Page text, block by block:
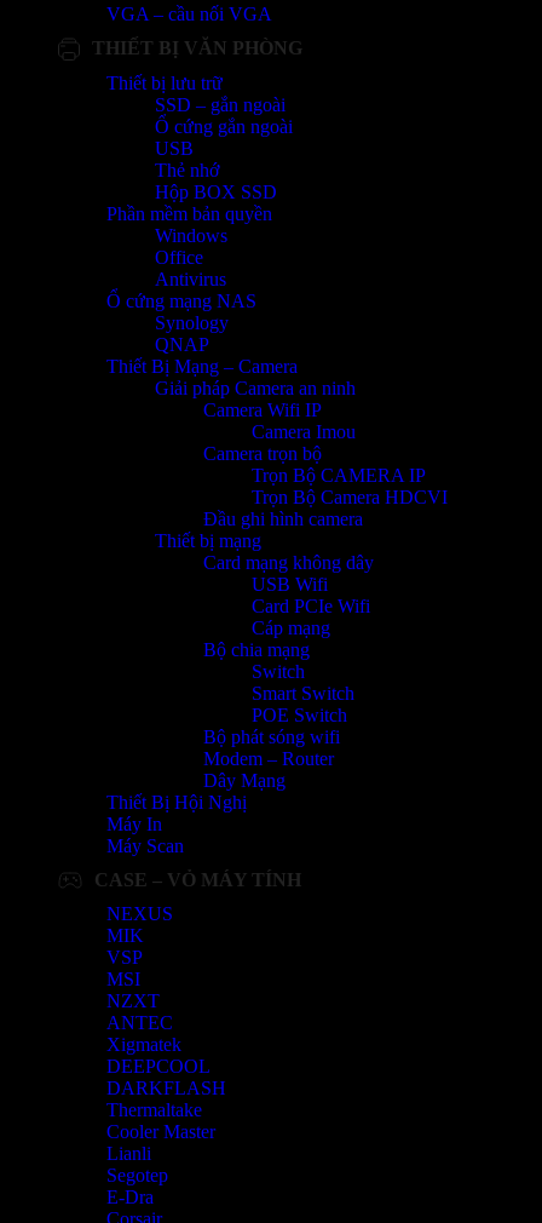
VGA – cầu nối VGA
THIẾT BỊ VĂN PHÒNG
Thiết bị lưu trữ
SSD – gắn ngoài
Ổ cứng gắn ngoài
USB
Thẻ nhớ
Hộp BOX SSD
Phần mềm bản quyền
Windows
Office
Antivirus
Ổ cứng mạng NAS
Synology
QNAP
Thiết Bị Mạng – Camera
Giải pháp Camera an ninh
Camera Wifi IP
Camera Imou
Camera trọn bộ
Trọn Bộ CAMERA IP
Trọn Bộ Camera HDCVI
Đầu ghi hình camera
Thiết bị mạng
Card mạng không dây
USB Wifi
Card PCIe Wifi
Cáp mạng
Bộ chia mạng
Switch
Smart Switch
POE Switch
Bộ phát sóng wifi
Modem – Router
Dây Mạng
Thiết Bị Hội Nghị
Máy In
Máy Scan
CASE – VỎ MÁY TÍNH
NEXUS
MIK
VSP
MSI
NZXT
ANTEC
Xigmatek
DEEPCOOL
DARKFLASH
Thermaltake
Cooler Master
Lianli
Segotep
E-Dra
Corsair